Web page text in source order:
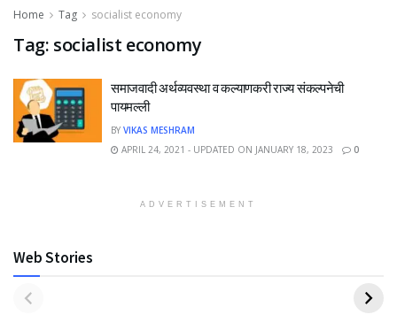
Home Tag socialist economy
Tag: socialist economy
समाजवादी अर्थव्यवस्था व कल्याणकरी राज्य संकल्पनेची
पायमल्ली
BY VIKAS MESHRAM
APRIL 24, 2021 - UPDATED ON JANUARY 18, 2023
0
ADVERTISEMENT
Web Stories